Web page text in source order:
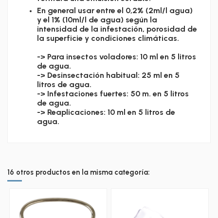
En general usar entre el 0,2% (2ml/l agua)
y el 1% (10ml/l de agua) según la
intensidad de la infestación, porosidad de
la superficie y condiciones climáticas.
-> Para insectos voladores: 10 ml en 5 litros
de agua.
-> Desinsectación habitual: 25 ml en 5
litros de agua.
-> Infestaciones fuertes: 50 m. en 5 litros
de agua.
-> Reaplicaciones: 10 ml en 5 litros de
agua.
16 otros productos en la misma categoría: